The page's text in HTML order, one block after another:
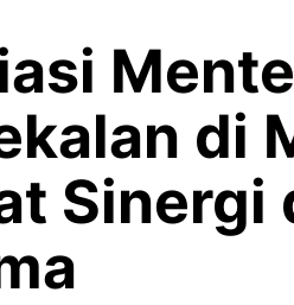
di
Sinergi